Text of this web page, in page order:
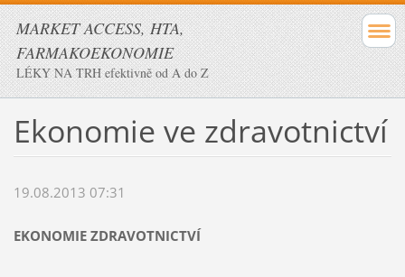
MARKET ACCESS, HTA,
FARMAKOEKONOMIE
LÉKY NA TRH efektivně od A do Z
Ekonomie ve zdravotnictví
19.08.2013 07:31
EKONOMIE ZDRAVOTNICTVÍ